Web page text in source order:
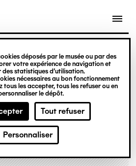
déposés par le musée ou par des
votre expérience de navigation et
des statistiques d’utilisation.
nécessaires au bon fonctionnement
tous les accepter, tous les refuser ou en
le dépôt.
Tout refuser
Personnaliser